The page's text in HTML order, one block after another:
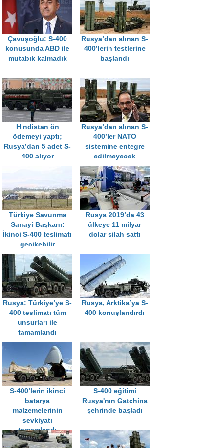
Çavuşoğlu: S-400
konusunda ABD ile
mutabık kalmadık
Rusya’dan alınan S-
400’lerin testlerine
başlandı
Hindistan ön
ödemeyi yaptı;
Rusya’dan 5 adet S-
400 alıyor
Rusya’dan alınan S-
400’ler NATO
sistemine entegre
edilmeyecek
Türkiye Savunma
Sanayi Başkanı:
İkinci S-400 teslimatı
gecikebilir
Rusya 2019’da 43
ülkeye 11 milyar
dolar silah sattı
Rusya: Türkiye’ye S-
400 teslimatı tüm
unsurları ile
tamamlandı
Rusya, Arktika’ya S-
400 konuşlandırdı
S-400’lerin ikinci
batarya
malzemelerinin
sevkiyatı
tamamlandı
S-400 eğitimi
Rusya'nın Gatchina
şehrinde başladı